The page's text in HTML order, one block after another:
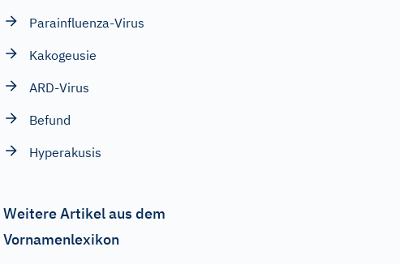
Parainfluenza-Virus
Kakogeusie
ARD-Virus
Befund
Hyperakusis
Weitere Artikel aus dem
Vornamenlexikon